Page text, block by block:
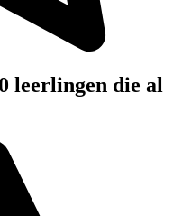
leerlingen die al